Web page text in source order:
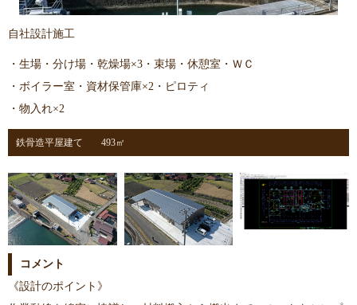
自社設計施工
・生場・分け場・乾燥場×3・束場・休憩室・ＷＣ
・ボイラー室・資材保管庫×2・ピロティ
・物入れ×2
鉄骨造平屋建て 493㎡
コメント
《設計のポイント》